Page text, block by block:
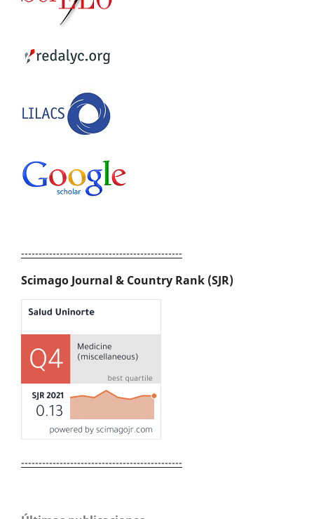
----------------------------------------------
Scimago Journal & Country Rank (SJR)
----------------------------------------------